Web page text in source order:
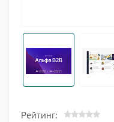
Рейтинг: